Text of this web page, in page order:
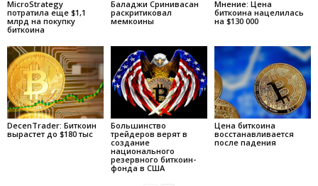
MicroStrategy
потратила еще $1,1
млрд на покупку
биткоина
Баладжи Сринивасан
раскритиковал
мемкоины
Мнение: Цена
биткоина нацелилась
на $130 000
DecenTrader: Биткоин
вырастет до $180 тыс
Большинство
трейдеров верят в
создание
национального
резервного биткоин-
фонда в США
Цена биткоина
восстанавливается
после падения